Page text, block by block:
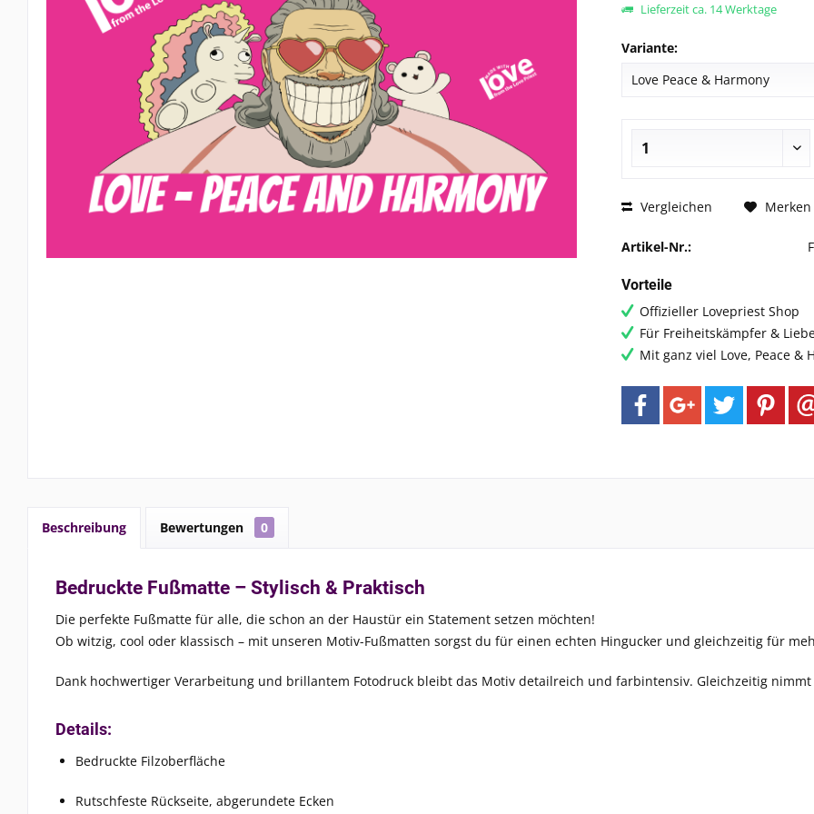
Lieferzeit ca. 14 Werktage
Variante:
Vergleichen Merken
Artikel-Nr.:
Vorteile
Offizieller Lovepriest Shop
Für Freiheitskämpfer &
Mit ganz viel Love, Peace &
Beschreibung Bewertungen 0
Bedruckte Fußmatte – Stylisch & Praktisch
Die perfekte Fußmatte für alle, die schon an der Haustür ein Statement setzen möchten!
Ob witzig, cool oder klassisch – mit unseren Motiv-Fußmatten sorgst du für einen echten Hingucker und gleichzeitig für
Dank hochwertiger Verarbeitung und brillantem Fotodruck bleibt das Motiv detailreich und farbintensiv. Gleichzeitig
Details:
Bedruckte Filzoberfläche
Rutschfeste Rückseite, abgerundete Ecken